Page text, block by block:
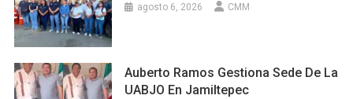
agosto 6, 2026 CMM
Auberto Ramos Gestiona Sede De La
UABJO En Jamiltepec